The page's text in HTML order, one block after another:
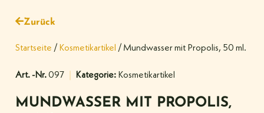
Zurück
Startseite / Kosmetikartikel / Mundwasser mit Propolis, 50 ml.
Art. -Nr.097 Kategorie: Kosmetikartikel
MUNDWASSER MIT PROPOLIS,